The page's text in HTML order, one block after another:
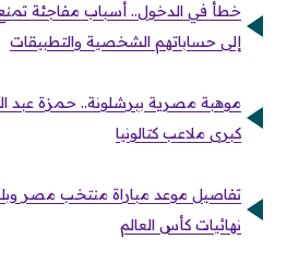
خطأ في الدخول.. أسباب مفاجئة
إلى حساباتهم الشخصية والتطبيقات
موهبة مصرية ببرشلونة.. حمزة عبد
كبرى ملاعب كتالونيا
تفاصيل موعد مباراة منتخب مصر
نهائيات كأس العالم